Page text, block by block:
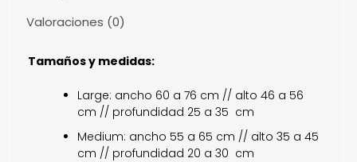
Valoraciones (0)
Tamaños y medidas:
Large: ancho 60 a 76 cm // alto 46 a 56
cm // profundidad 25 a 35 cm
Medium: ancho 55 a 65 cm // alto 35 a 45
cm // profundidad 20 a 30 cm